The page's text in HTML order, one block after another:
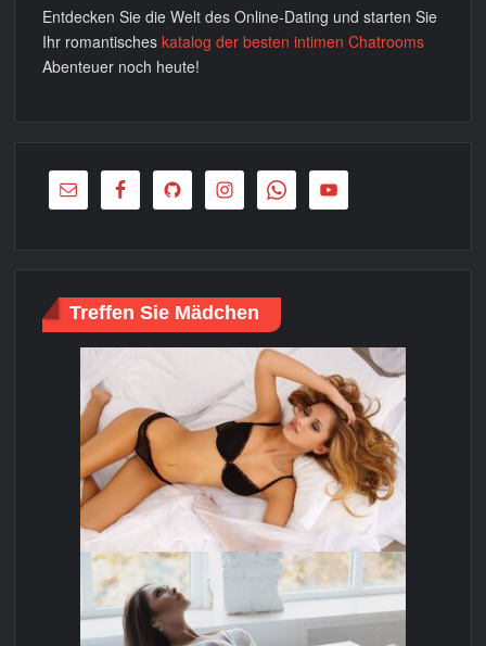
Entdecken Sie die Welt des Online-Dating und starten Sie
Ihr romantischeskatalog der besten intimen Chatrooms
Abenteuer noch heute!
Treffen Sie Mädchen